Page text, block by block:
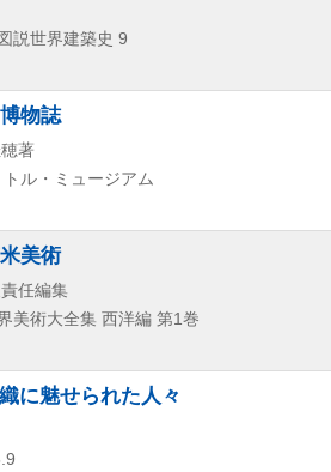
図説世界建築史 9
物誌
著
トル・ミュージアム
美術
任編集
美術大全集 西洋編 第1巻
に魅せられた人々